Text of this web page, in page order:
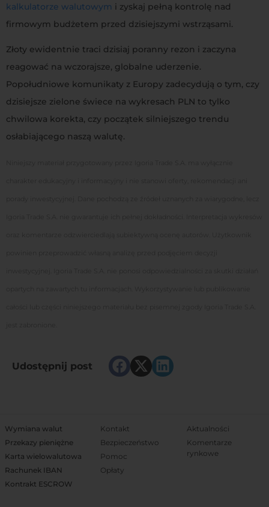
kalkulatorze walutowym i zyskaj pełną kontrolę nad
firmowym budżetem przed dzisiejszymi wstrząsami.
Złoty ewidentnie traci dzisiaj poranny rezon i zaczyna
reagować na wczorajsze, globalne uderzenie.
Popołudniowe komunikaty z Europy zadecydują o tym, czy
dzisiejsze zielone świece na wykresach PLN to tylko
chwilowa korekta, czy początek silniejszego trendu
osłabiającego naszą walutę.
Udostępnij post
Wymiana walut
Przekazy pieniężne
Karta wielowalutowa
Rachunek IBAN
Kontrakt ESCROW
Kontakt
Bezpieczeństwo
Pomoc
Opłaty
Aktualności
Komentarze
rynkowe